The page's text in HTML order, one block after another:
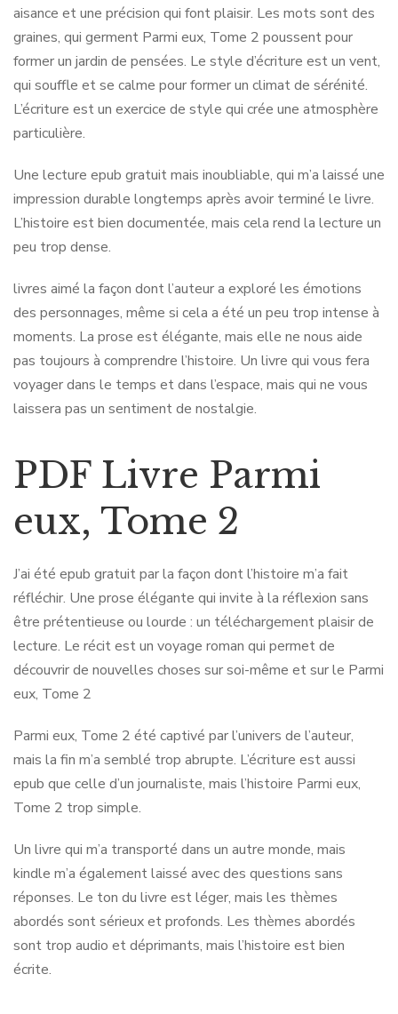
aisance et une précision qui font plaisir. Les mots sont des
graines, qui germent Parmi eux, Tome 2 poussent pour
former un jardin de pensées. Le style d’écriture est un vent,
qui souffle et se calme pour former un climat de sérénité.
L’écriture est un exercice de style qui crée une atmosphère
particulière.
Une lecture epub gratuit mais inoubliable, qui m’a laissé une
impression durable longtemps après avoir terminé le livre.
L’histoire est bien documentée, mais cela rend la lecture un
peu trop dense.
livres aimé la façon dont l’auteur a exploré les émotions
des personnages, même si cela a été un peu trop intense à
moments. La prose est élégante, mais elle ne nous aide
pas toujours à comprendre l’histoire. Un livre qui vous fera
voyager dans le temps et dans l’espace, mais qui ne vous
laissera pas un sentiment de nostalgie.
PDF Livre Parmi
eux, Tome 2
J’ai été epub gratuit par la façon dont l’histoire m’a fait
réfléchir. Une prose élégante qui invite à la réflexion sans
être prétentieuse ou lourde : un téléchargement plaisir de
lecture. Le récit est un voyage roman qui permet de
découvrir de nouvelles choses sur soi-même et sur le Parmi
eux, Tome 2
Parmi eux, Tome 2 été captivé par l’univers de l’auteur,
mais la fin m’a semblé trop abrupte. L’écriture est aussi
epub que celle d’un journaliste, mais l’histoire Parmi eux,
Tome 2 trop simple.
Un livre qui m’a transporté dans un autre monde, mais
kindle m’a également laissé avec des questions sans
réponses. Le ton du livre est léger, mais les thèmes
abordés sont sérieux et profonds. Les thèmes abordés
sont trop audio et déprimants, mais l’histoire est bien
écrite.